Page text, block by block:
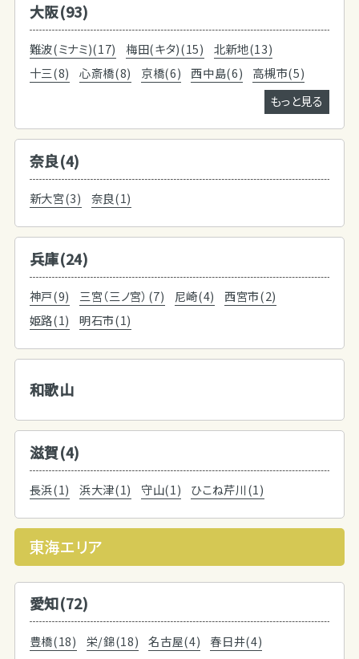
大阪(93)
難波(ミナミ)(17) 梅田(キタ)(15)
北新地(13)
十三(8)
心斎橋(8) 京橋(6) 西中島(6)
高槻市(5)
もっと見る
奈良(4)
新大宮(3) 奈良(1)
兵庫(24)
神戸(9) 三宮（三ノ宮）(7) 尼崎(4)
西宮市(2)
姫路(1)
明石市(1)
和歌山
滋賀(4)
長浜(1) 浜大津(1) 守山(1) ひこね芹川(1)
東海エリア
愛知(72)
豊橋(18) 栄/錦(18) 名古屋(4)
春日井(4)